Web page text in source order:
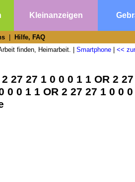
Kleinanzeigen
Hilfe, FAQ
finden, Heimarbeit. | Smartphone <<
27 27 1 0 0 0 1 1 OR 2
0 0 1 1 OR 2 27 27 1 0 0